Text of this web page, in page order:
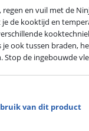
en vuil met de
de kooktijd en
je ook tussen braden,
Stop de ingebouwde
van dit product